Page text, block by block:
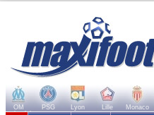
OM PSG Lyon Lille Monaco
+ de clubs